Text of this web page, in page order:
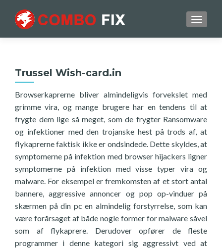
Trussel Wish-card.in
Browserkaprerne bliver almindeligvis forvekslet med
grimme vira, og mange brugere har en tendens til at
frygte dem lige så meget, som de frygter Ransomware
og infektioner med den trojanske hest på trods af, at
flykaprerne faktisk ikke er ondsindede. Dette skyldes, at
symptomerne på infektion med browser hijackers ligner
symptomerne på infektion med visse typer vira og
malware. For eksempel er fremkomsten af et stort antal
bannere, aggressive annoncer og pop op-vinduer på
skærmen på din pc en almindelig forstyrrelse, som kan
være forårsaget af både nogle former for malware såvel
som af flykaprere. Derudover opfører de fleste
programmer i denne kategori sig aggressivt ved at